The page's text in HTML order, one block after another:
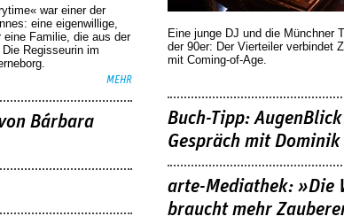
war einer der
eine eigenwillige,
eine ­Familie, die aus der
Regisseurin im
MEHR
Bárbara
Eine junge DJ und die Münchner
der 90er: Der Vierteiler verbindet
mit Coming-of-Age.
Buch-Tipp:
Gespräch mit
arte-Mediathek: »Die
braucht mehr